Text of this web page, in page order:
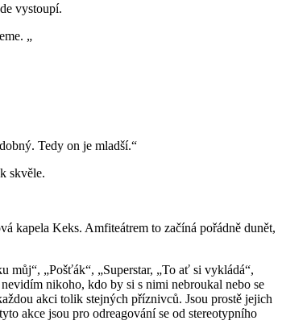
vystoupí.
„
Tedy on je mladší.“
skvěle.
kapela Keks. Amfiteátrem to začíná pořádně dunět,
můj“, „Pošťák“, „Superstar, „To ať si vykládá“,
nikoho, kdo by si s nimi nebroukal nebo se
akci tolik stejných příznivců. Jsou prostě jejich
akce jsou pro odreagování se od stereotypního